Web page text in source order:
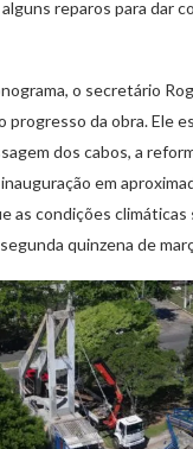
reparos para dar
o secretário
progresso da obra. Ele
dos cabos, a
em
as condições climáticas
quinzena de